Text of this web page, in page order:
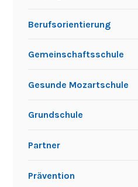
Berufsorientierung
Gemeinschaftsschule
Gesunde Mozartschule
Grundschule
Partner
Prävention